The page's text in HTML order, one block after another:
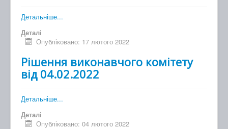
Детальніше...
Деталі
Опубліковано: 17 лютого 2022
Рішення виконавчого комітету
від 04.02.2022
Детальніше...
Деталі
Опубліковано: 04 лютого 2022